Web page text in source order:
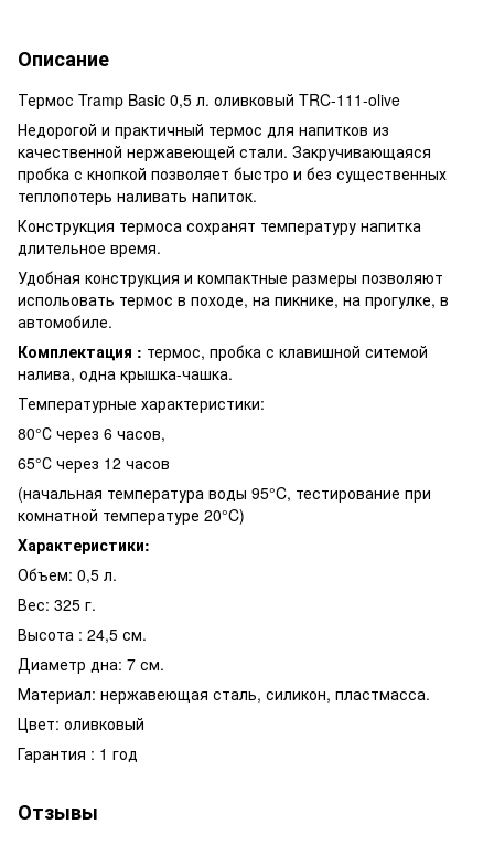
Описание
Термос Tramp Basic 0,5 л. оливковый TRC-111-olive
Недорогой и практичный термос для напитков из
качественной нержавеющей стали. Закручивающаяся
пробка с кнопкой позволяет быстро и без существенных
теплопотерь наливать напиток.
Конструкция термоса сохранят температуру напитка
длительное время.
Удобная конструкция и компактные размеры позволяют
испольовать термос в походе, на пикнике, на прогулке, в
автомобиле.
Комплектация : термос, пробка с клавишной ситемой
налива, одна крышка-чашка.
Температурные характеристики:
80°С через 6 часов,
65°С через 12 часов
(начальная температура воды 95°C, тестирование при
комнатной температуре 20°C)
Характеристики:
Объем: 0,5 л.
Вес: 325 г.
Высота : 24,5 см.
Диаметр дна: 7 см.
Материал: нержавеющая сталь, силикон, пластмасса.
Цвет: оливковый
Гарантия : 1 год
Отзывы